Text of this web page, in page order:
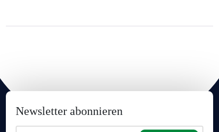
Newsletter abonnieren